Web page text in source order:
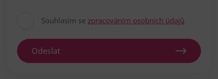
Souhlasím se zpracováním osobních údajů
Odeslat